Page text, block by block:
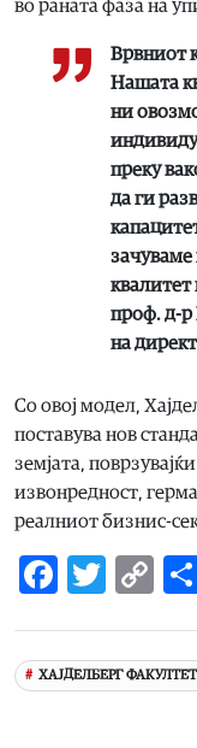
во раната фаза на
Врвниот
Нашата
ни
преку
да ги
квалитет
проф. д-р
на
Со овој модел,
поставува нов
земјата,
извонредност,
реалниот бизнис-
Facebook
ХАЈДЕЛБЕРГ